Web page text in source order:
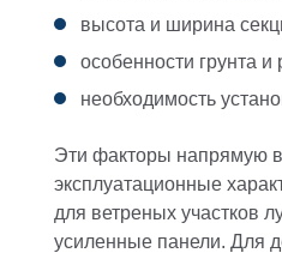
высота и ширина
особенности грунта и
необходимость
Эти факторы напрямую
эксплуатационные
для ветреных участков
усиленные панели. Для